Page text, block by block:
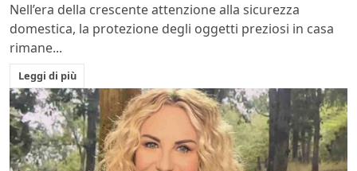
Nell’era della crescente attenzione alla sicurezza
domestica, la protezione degli oggetti preziosi in casa
rimane...
Leggi di più